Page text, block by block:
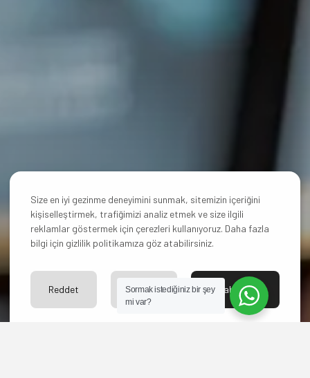
Size en iyi gezinme deneyimini sunmak, sitemizin içeriğini
kişiselleştirmek, trafiğimizi analiz etmek ve size ilgili
reklamlar göstermek için çerezleri kullanıyoruz. Daha fazla
bilgi için gizlilik politikamıza göz atabilirsiniz.
Kabul Et
Ayarlar
Reddet
Sormak istediğiniz bir şey
mi var?